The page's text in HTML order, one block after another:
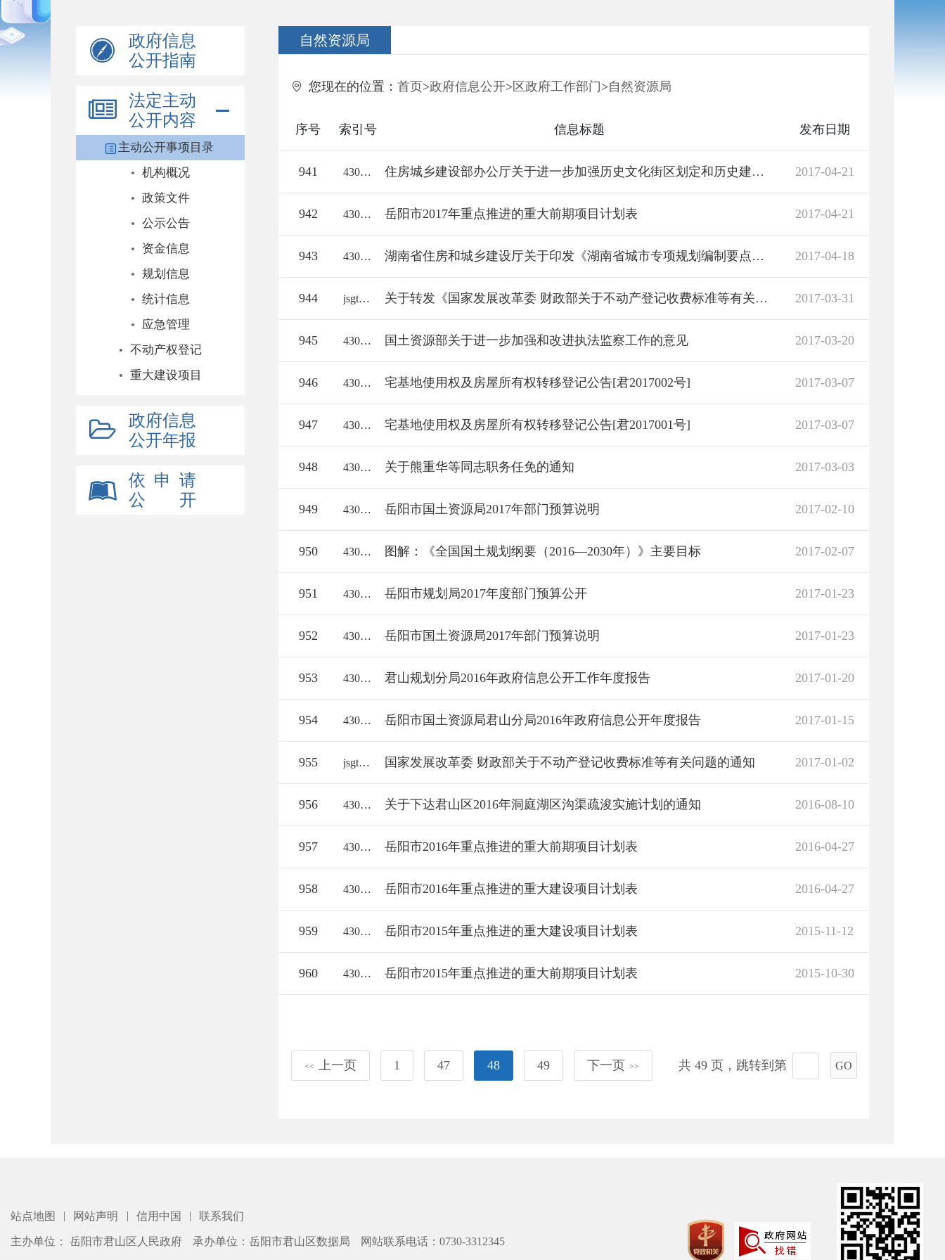
政府信息
公开指南
法定主动
公开内容
主动公开事项目录
机构概况
政策文件
公示公告
资金信息
规划信息
统计信息
应急管理
不动产权登记
重大建设项目
政府信息
公开年报
依 申 请
公 开
自然资源局
您现在的位置： 首页>政府信息公开>区政府工作部门>自然资源局
序号 索引号 信息标题 发布日期
941 43060000/2017-1241006 住房城乡建设部办公厅关于进一步加强历史文化街区划定和历史建筑确定工作的通知 2017-04-21
942 43061000/2017-1173808 岳阳市2017年重点推进的重大前期项目计划表 2017-04-21
943 43060000/2017-1241001 湖南省住房和城乡建设厅关于印发《湖南省城市专项规划编制要点》的通知 2017-04-18
944 jsgtfj/2017-1871397 关于转发《国家发展改革委 财政部关于不动产登记收费标准等有关问题的通知》的通知 2017-03-31
945 43061000/2017-1176885 国土资源部关于进一步加强和改进执法监察工作的意见 2017-03-20
946 43061000/2017-1176884 宅基地使用权及房屋所有权转移登记公告[君2017002号] 2017-03-07
947 43061000/2017-1176883 宅基地使用权及房屋所有权转移登记公告[君2017001号] 2017-03-07
948 43061000/2017-1184894 关于熊重华等同志职务任免的通知 2017-03-03
949 43061000/2017-1184906 岳阳市国土资源局2017年部门预算说明 2017-02-10
950 43061000/2017-1184892 图解：《全国国土规划纲要（2016—2030年）》主要目标 2017-02-07
951 43060018112/2017-2037425 岳阳市规划局2017年度部门预算公开 2017-01-23
952 43061000/2017-2037428 岳阳市国土资源局2017年部门预算说明 2017-01-23
953 43060018112/2017-1549825 君山规划分局2016年政府信息公开工作年度报告 2017-01-20
954 43061000/2017-1184889 岳阳市国土资源局君山分局2016年政府信息公开年度报告 2017-01-15
955 jsgtfj/2017-1871403 国家发展改革委 财政部关于不动产登记收费标准等有关问题的通知 2017-01-02
956 43061000/2016-1173807 关于下达君山区2016年洞庭湖区沟渠疏浚实施计划的通知 2016-08-10
957 43061000/2016-1173806 岳阳市2016年重点推进的重大前期项目计划表 2016-04-27
958 43061000/2016-1173805 岳阳市2016年重点推进的重大建设项目计划表 2016-04-27
959 43061000/2015-1173804 岳阳市2015年重点推进的重大建设项目计划表 2015-11-12
960 43061000/2015-1173803 岳阳市2015年重点推进的重大前期项目计划表 2015-10-30
<< 上一页 1 47 48 49 下一页 >> 共 49 页，跳转到第 GO
站点地图 | 网站声明 | 信用中国 | 联系我们
主办单位： 岳阳市君山区人民政府 承办单位：岳阳市君山区数据局 网站联系电话：0730-3312345